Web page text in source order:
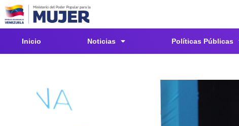
Inicio Noticias Políticas Públicas